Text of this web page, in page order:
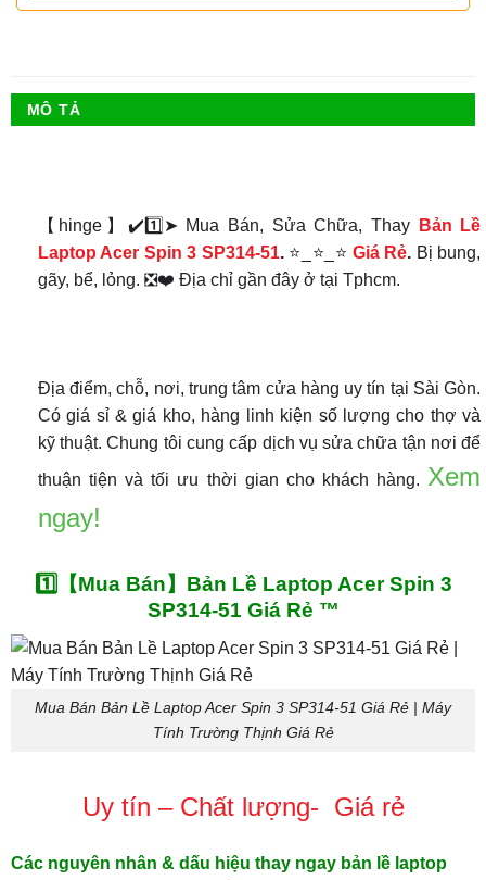
MÔ TẢ
【hinge】✔️1️⃣➤ Mua Bán, Sửa Chữa, Thay
Bản Lề
Laptop Acer Spin 3 SP314-51.⭐_⭐_⭐ Giá Rẻ. Bị bung,
gãy, bể, lỏng. ❎❤️ Địa chỉ gần đây ở tại Tphcm.
Địa điểm, chỗ, nơi, trung tâm cửa hàng uy tín tại Sài Gòn.
Có giá sỉ & giá kho, hàng linh kiện số lượng cho thợ và
kỹ thuật. Chung tôi cung cấp dịch vụ sửa chữa tận nơi để
thuận tiện và tối ưu thời gian cho khách hàng.Xem
ngay!
1️⃣【Mua Bán】Bản Lề Laptop Acer Spin 3
SP314-51 Giá Rẻ ™
Mua Bán Bản Lề Laptop Acer Spin 3 SP314-51 Giá Rẻ | Máy
Tính Trường Thịnh Giá Rẻ
Uy tín – Chất lượng- Giá rẻ
Các nguyên nhân & dấu hiệu thay ngay bản lề laptop